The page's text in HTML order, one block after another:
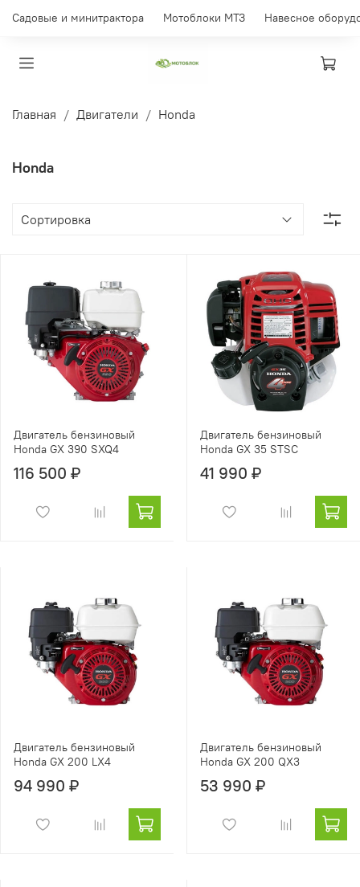
Садовые и минитрактора Мотоблоки МТЗ Навесное
Главная Двигатели Honda
Honda
Двигатель бензиновый
Honda GX 390 SXQ4
116 500 ₽
Двигатель бензиновый
Honda GX 35 STSC
41 990 ₽
Двигатель бензиновый
Honda GX 200 LX4
94 990 ₽
Двигатель бензиновый
Honda GX 200 QX3
53 990 ₽